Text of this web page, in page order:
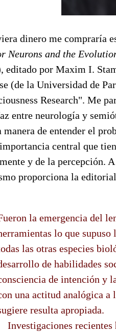
dinero me compraría
Neurons and the
editado por Maxim I.
(de la Universidad de
Research". Me
entre neurología y
manera de entender el
central que
y de la percepción.
proporciona la
la emergencia del
lo que
las otras especies
de habilidades
de intención y
una actitud analógica a
resulta apropiada.
Investigaciones recientes